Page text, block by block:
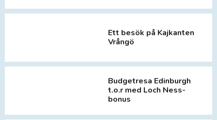
Ett besök på Kajkanten
Vrångö
Budgetresa Edinburgh
t.o.r med Loch Ness-
bonus